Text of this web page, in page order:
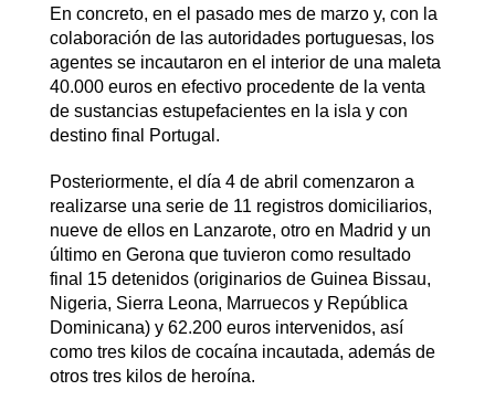
En concreto, en el pasado mes de marzo y, con la
colaboración de las autoridades portuguesas, los
agentes se incautaron en el interior de una maleta
40.000 euros en efectivo procedente de la venta
de sustancias estupefacientes en la isla y con
destino final Portugal.
Posteriormente, el día 4 de abril comenzaron a
realizarse una serie de 11 registros domiciliarios,
nueve de ellos en Lanzarote, otro en Madrid y un
último en Gerona que tuvieron como resultado
final 15 detenidos (originarios de Guinea Bissau,
Nigeria, Sierra Leona, Marruecos y República
Dominicana) y 62.200 euros intervenidos, así
como tres kilos de cocaína incautada, además de
otros tres kilos de heroína.